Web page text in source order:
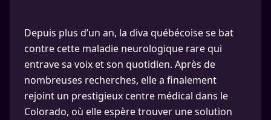
Depuis plus d’un an, la diva québécoise se bat
contre cette maladie neurologique rare qui
entrave sa voix et son quotidien. Après de
nombreuses recherches, elle a finalement
rejoint un prestigieux centre médical dans le
Colorado, où elle espère trouver une solution